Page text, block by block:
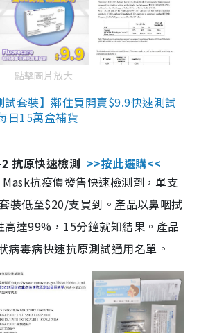
點擊圖片放大
試套裝】鄰住買開賣$9.9快速測試
日15萬盒補貨
抗原快速檢測 >>按此選購<<
抗疫價發售快速檢測劑，單支
裝低至$20/支買到。產品以鼻咽拭
高達99%，15分鐘就知結果。產品
病毒病快速抗原測試通用名單。